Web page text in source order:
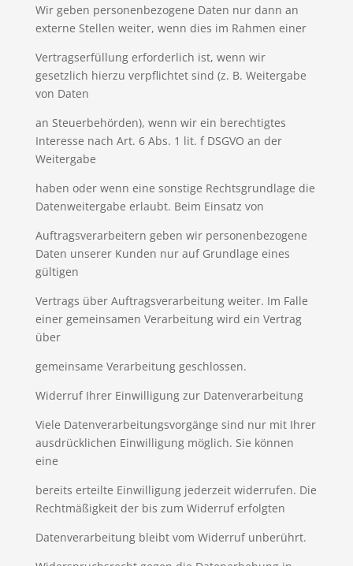
Wir geben personenbezogene Daten nur dann an
externe Stellen weiter, wenn dies im Rahmen einer
Vertragserfüllung erforderlich ist, wenn wir
gesetzlich hierzu verpflichtet sind (z. B. Weitergabe
von Daten
an Steuerbehörden), wenn wir ein berechtigtes
Interesse nach Art. 6 Abs. 1 lit. f DSGVO an der
Weitergabe
haben oder wenn eine sonstige Rechtsgrundlage die
Datenweitergabe erlaubt. Beim Einsatz von
Auftragsverarbeitern geben wir personenbezogene
Daten unserer Kunden nur auf Grundlage eines
gültigen
Vertrags über Auftragsverarbeitung weiter. Im Falle
einer gemeinsamen Verarbeitung wird ein Vertrag
über
gemeinsame Verarbeitung geschlossen.
Widerruf Ihrer Einwilligung zur Datenverarbeitung
Viele Datenverarbeitungsvorgänge sind nur mit Ihrer
ausdrücklichen Einwilligung möglich. Sie können
eine
bereits erteilte Einwilligung jederzeit widerrufen. Die
Rechtmäßigkeit der bis zum Widerruf erfolgten
Datenverarbeitung bleibt vom Widerruf unberührt.